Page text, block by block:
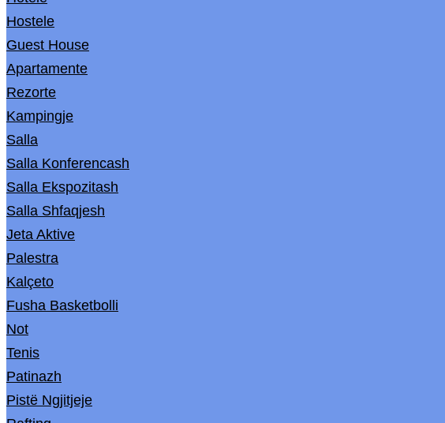
Hostele
Guest House
Apartamente
Rezorte
Kampingje
Salla
Salla Konferencash
Salla Ekspozitash
Salla Shfaqjesh
Jeta Aktive
Palestra
Kalçeto
Fusha Basketbolli
Not
Tenis
Patinazh
Pistë Ngjitjeje